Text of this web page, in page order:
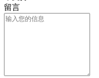
留言